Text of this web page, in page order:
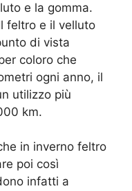
e la gomma.
feltro e il velluto
di vista
coloro che
ogni anno, il
utilizzo più
km.
in inverno feltro
poi così
infatti a